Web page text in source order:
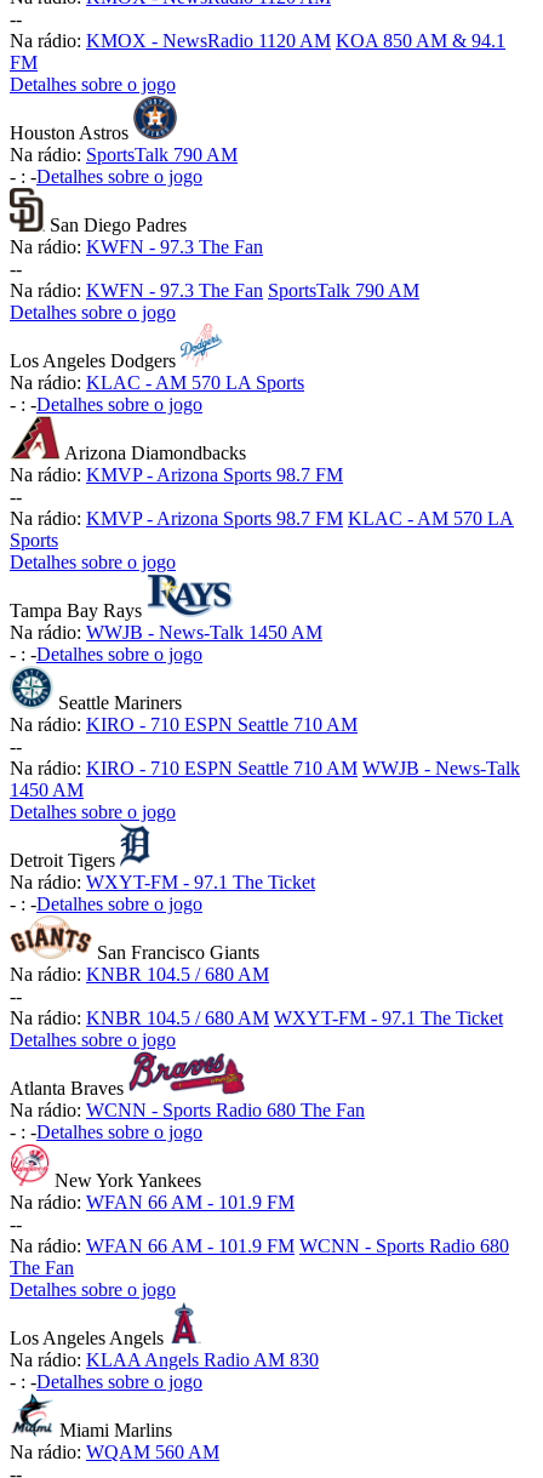
--
Na rádio: KMOX - NewsRadio 1120 AM KOA 850 AM & 94.1
FM
Detalhes sobre o jogo
Houston Astros
Na rádio: SportsTalk 790 AM
- : -Detalhes sobre o jogo
San Diego Padres
Na rádio: KWFN - 97.3 The Fan
--
Na rádio: KWFN - 97.3 The Fan SportsTalk 790 AM
Detalhes sobre o jogo
Los Angeles Dodgers
Na rádio: KLAC - AM 570 LA Sports
- : -Detalhes sobre o jogo
Arizona Diamondbacks
Na rádio: KMVP - Arizona Sports 98.7 FM
--
Na rádio: KMVP - Arizona Sports 98.7 FM KLAC - AM 570 LA
Sports
Detalhes sobre o jogo
Tampa Bay Rays
Na rádio: WWJB - News-Talk 1450 AM
- : -Detalhes sobre o jogo
Seattle Mariners
Na rádio: KIRO - 710 ESPN Seattle 710 AM
--
Na rádio: KIRO - 710 ESPN Seattle 710 AM WWJB - News-Talk
1450 AM
Detalhes sobre o jogo
Detroit Tigers
Na rádio: WXYT-FM - 97.1 The Ticket
- : -Detalhes sobre o jogo
San Francisco Giants
Na rádio: KNBR 104.5 / 680 AM
--
Na rádio: KNBR 104.5 / 680 AM WXYT-FM - 97.1 The Ticket
Detalhes sobre o jogo
Atlanta Braves
Na rádio: WCNN - Sports Radio 680 The Fan
- : -Detalhes sobre o jogo
New York Yankees
Na rádio: WFAN 66 AM - 101.9 FM
--
Na rádio: WFAN 66 AM - 101.9 FM WCNN - Sports Radio 680
The Fan
Detalhes sobre o jogo
Los Angeles Angels
Na rádio: KLAA Angels Radio AM 830
- : -Detalhes sobre o jogo
Miami Marlins
Na rádio: WQAM 560 AM